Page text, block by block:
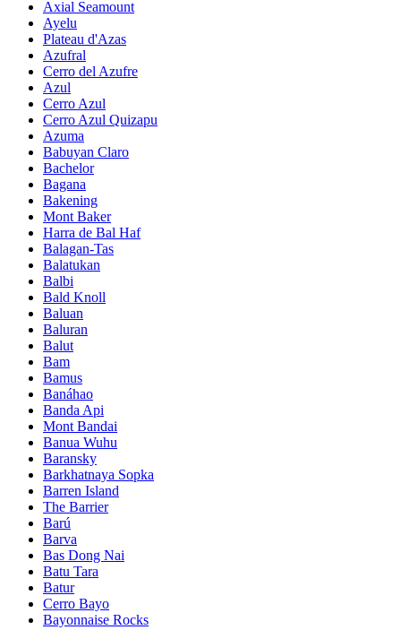
Axial Seamount
Ayelu
Plateau d'Azas
Azufral
Cerro del Azufre
Azul
Cerro Azul
Cerro Azul Quizapu
Azuma
Babuyan Claro
Bachelor
Bagana
Bakening
Mont Baker
Harra de Bal Haf
Balagan-Tas
Balatukan
Balbi
Bald Knoll
Baluan
Baluran
Balut
Bam
Bamus
Banáhao
Banda Api
Mont Bandai
Banua Wuhu
Baransky
Barkhatnaya Sopka
Barren Island
The Barrier
Barú
Barva
Bas Dong Nai
Batu Tara
Batur
Cerro Bayo
Bayonnaise Rocks